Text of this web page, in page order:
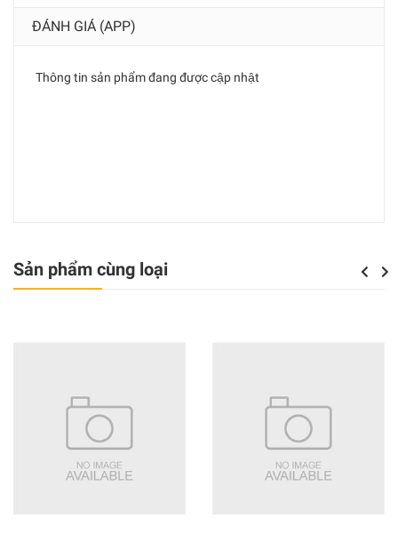
ĐÁNH GIÁ (APP)
Thông tin sản phẩm đang được cập nhật
Sản phẩm cùng loại Previous
Next